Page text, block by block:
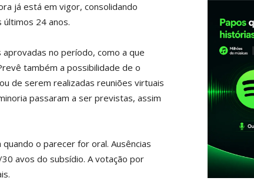
já está em vigor, consolidando
24 anos.
no período, como a que
também a possibilidade de o
de serem realizadas reuniões virtuais
passaram a ser previstas, assim
o parecer for oral. Ausências
avos do subsídio. A votação por